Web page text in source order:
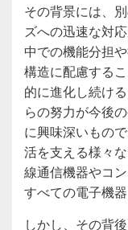
その背景には、
ズへの迅速な対
中での機能分担
構造に配慮する
的に進化し続け
らの努力が今後
に興味深いもの
活を支える様々
線通信機器やコ
すべての電子機
しかし、その背